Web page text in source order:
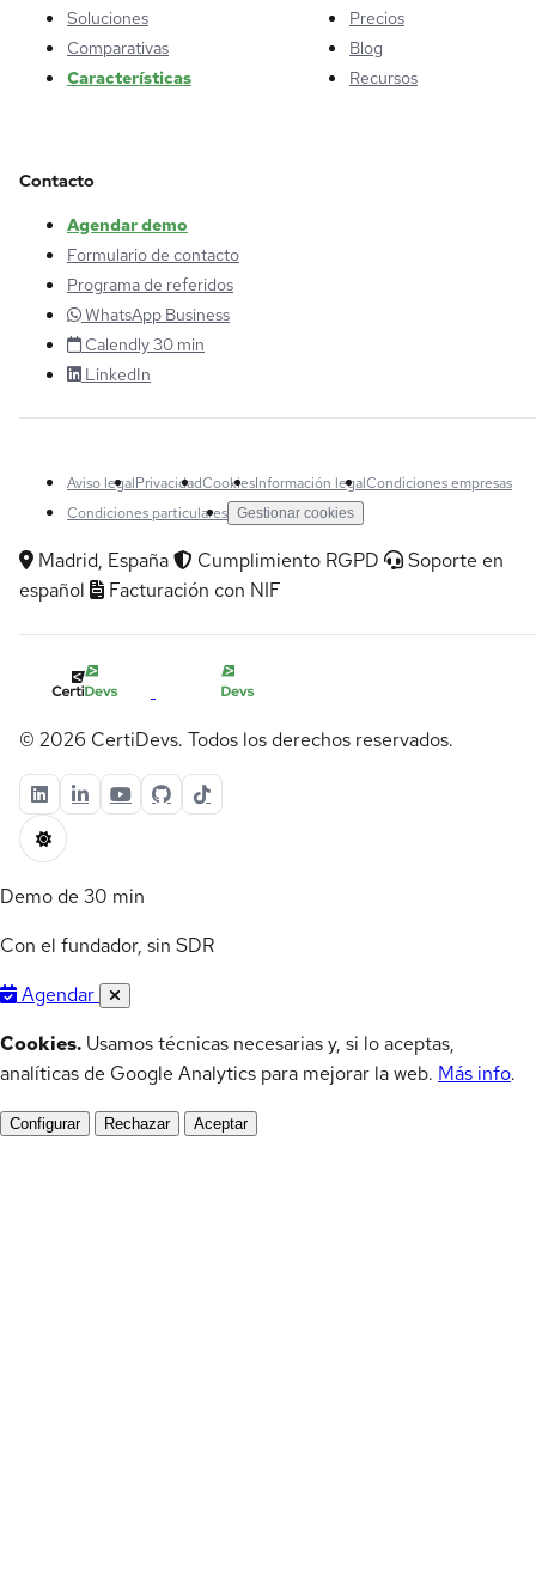
Soluciones
Comparativas
Características
Precios
Blog
Recursos
Contacto
Agendar demo
Formulario de contacto
Programa de referidos
WhatsApp Business
Calendly 30 min
LinkedIn
Aviso legalPrivacidadCookiesInformación legalCondiciones empresas
Condiciones particulares Gestionar cookies
Madrid, España Cumplimiento RGPD
Soporte en
español
Facturación con NIF
© 2026 CertiDevs. Todos los derechos reservados.
Demo de 30 min
Con el fundador, sin SDR
Agendar
Cookies. Usamos técnicas necesarias y, si lo aceptas,
analíticas de Google Analytics para mejorar la web. Más info.
Configurar Rechazar Aceptar